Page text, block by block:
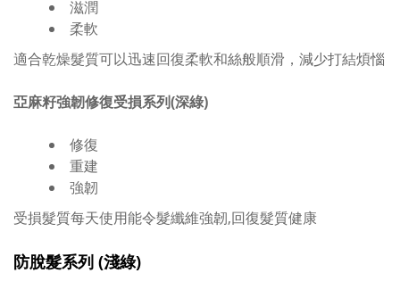
滋潤
柔軟
適合乾燥髮質可以迅速回復柔軟和絲般順滑，減少打結煩惱
亞麻籽強韌修復受損系列(深綠)
修復
重建
強韌
受損髮質每天使用能令髮纖維強韌,回復髮質健康
防脫髮系列 (淺綠)